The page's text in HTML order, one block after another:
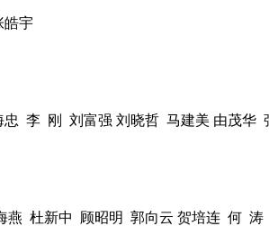
宇
李 刚 刘富强 刘晓哲 马建美 由茂华
杜新中 顾昭明 郭向云 贺培连 何 涛